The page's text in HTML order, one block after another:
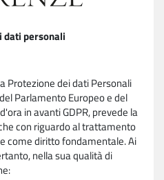
dati personali
Protezione dei dati Personali
Parlamento Europeo e del
in avanti GDPR, prevede la
con riguardo al trattamento
come diritto fondamentale. Ai
nella sua qualità di